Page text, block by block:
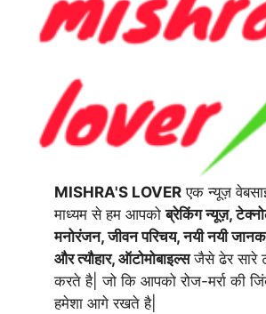
MISHRA'S LOVER एक न्यूज़
माध्यम से हम आपकोब्रेकिंग न्यूज़,
मनोरंजन, जीवन परिचय, नयी नयी
और त्यौहार, ऑटोमोबाइल्सजैसे ढेर सारे
करते है| जो कि आपको रोज-मर्रा की
हमेशा आगे रखते है|